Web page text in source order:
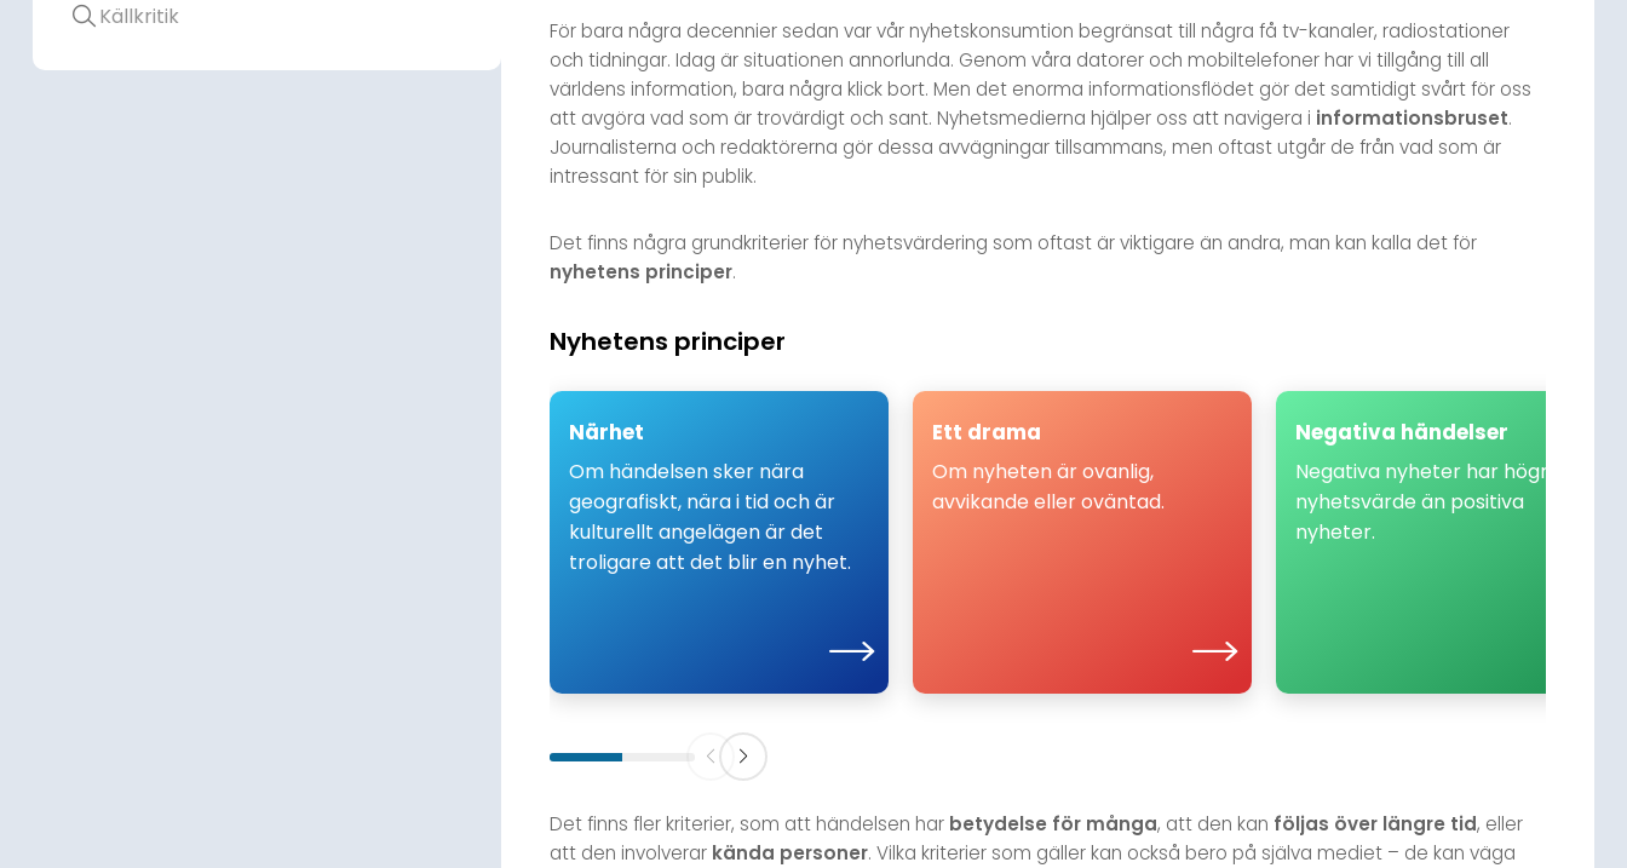
Källkritik
För bara några decennier sedan var vår nyhetskonsumtion begränsat till några få tv-kanaler, radiostationer
och tidningar. Idag är situationen annorlunda. Genom våra datorer och mobiltelefoner har vi tillgång till all
världens information, bara några klick bort. Men det enorma informationsflödet gör det samtidigt svårt för oss
att avgöra vad som är trovärdigt och sant. Nyhetsmedierna hjälper oss att navigera i informationsbruset.
Journalisterna och redaktörerna gör dessa avvägningar tillsammans, men oftast utgår de från vad som är
intressant för sin publik.
Det finns några grundkriterier för nyhetsvärdering som oftast är viktigare än andra, man kan kalla det för
nyhetens principer.
Nyhetens principer
Närhet
Om händelsen sker nära
geografiskt, nära i tid och är
kulturellt angelägen är det
troligare att det blir en nyhet.
Det som hände nyss och där vi
blir troligare än nyhet än det som
hände igår i vår periferi.
Ett drama
Om nyheten är ovanlig,
avvikande eller oväntad.
Rysslands invasion av Ukraina under
vintern 2022 var oväntad, dramatisk
och ovanlig. Scener från kriget har
Negativa händelser
Negativa nyheter har högre
nyhetsvärde än positiva
nyheter.
Negativa händelser
Att negativa händelser har högt
nyhetsvärde märks inte minst i våra
sociala medier. Negativa nyheter
tenderar till att skapa engagemang
Det finns fler kriterier, som att händelsen har betydelse för många, att den kan följas över längre tid, eller
att den involverar kända personer. Vilka kriterier som gäller kan också bero på själva mediet – de kan väga